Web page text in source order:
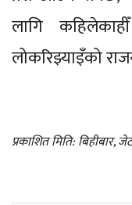
लागि
लोकरिझ्याइँको
प्रकाशित मिति: बिहीबार,